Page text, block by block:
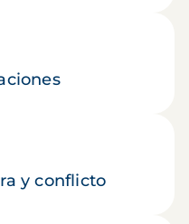
y conflicto